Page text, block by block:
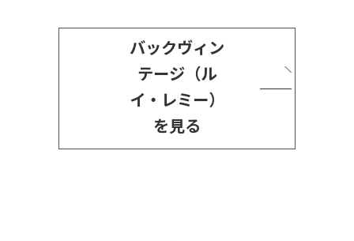
バックヴィン
テージ（ル
イ・レミー）
を見る